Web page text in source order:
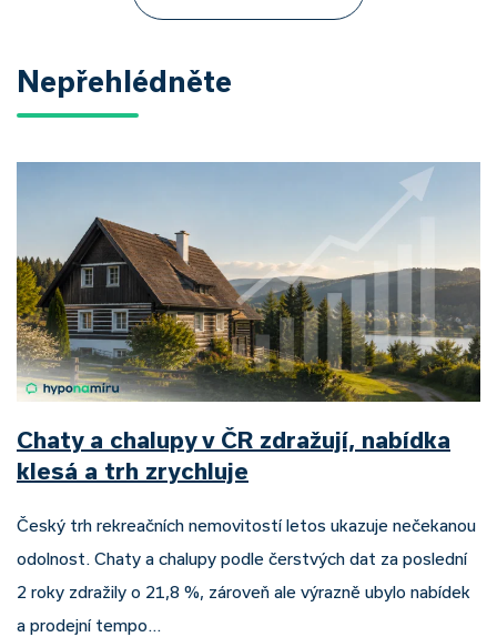
Nepřehlédněte
Chaty a chalupy v ČR zdražují, nabídka
klesá a trh zrychluje
Český trh rekreačních nemovitostí letos ukazuje nečekanou
odolnost. Chaty a chalupy podle čerstvých dat za poslední
2 roky zdražily o 21,8 %, zároveň ale výrazně ubylo nabídek
a prodejní tempo…